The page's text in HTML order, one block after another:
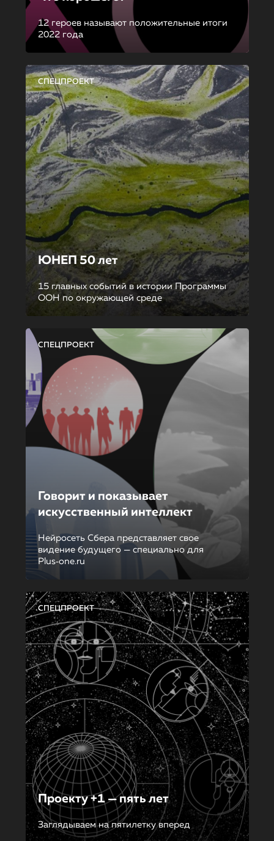
12 героев называют положительные итоги
2022 года
СПЕЦПРОЕКТ
ЮНЕП 50 лет
15 главных событий в истории Программы
ООН по окружающей среде
СПЕЦПРОЕКТ
Говорит и показывает
искусственный интеллект
Нейросеть Сбера представляет свое
видение будущего — специально для
Plus‑one.ru
СПЕЦПРОЕКТ
Проекту +1 — пять лет
Заглядываем на пятилетку вперед